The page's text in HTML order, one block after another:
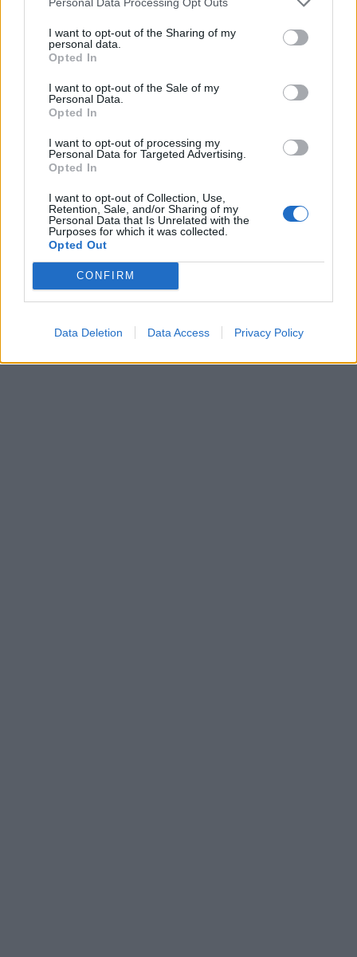
I want to opt-out of the Sharing of my
personal data.
Opted In
I want to opt-out of the Sale of my
Personal Data.
Opted In
I want to opt-out of processing my
Personal Data for Targeted Advertising.
Opted In
I want to opt-out of Collection, Use,
Retention, Sale, and/or Sharing of my
Personal Data that Is Unrelated with the
Purposes for which it was collected.
Opted Out
CONFIRM
Data Deletion Data Access Privacy Policy